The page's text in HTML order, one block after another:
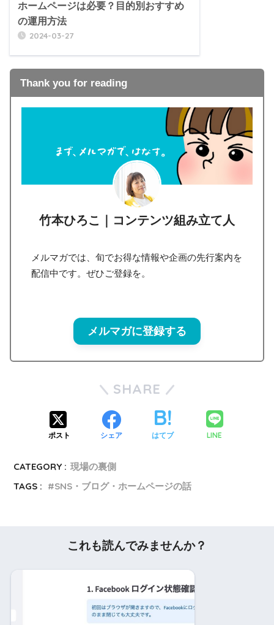
ホームページは必要？目的別おすすめ
の運用方法
2024-03-27
Thank you for reading
竹本ひろこ｜コンテンツ組み立て人
メルマガでは、旬でお得な情報や企画の先行案内を
配信中です。ぜひご登録を。
メルマガに登録する
SHARE
ポスト シェア はてブ LINE
CATEGORY : 現場の裏側
TAGS :
SNS・ブログ・ホームページの話
これも読んでみませんか？